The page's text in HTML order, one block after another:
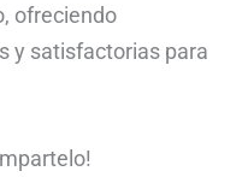
ofreciendo
y satisfactorias para